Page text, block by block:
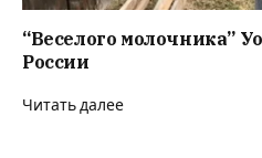
“Веселого молочника”
России
Читать далее